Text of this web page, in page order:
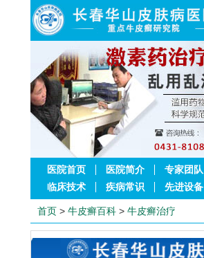
医院首页 医院简介 专家团队
临床技术
疾病常识 先进设备
首页 > 牛皮癣百科 > 牛皮癣治疗